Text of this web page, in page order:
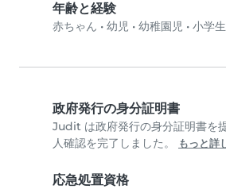
年齢と経験
赤ちゃん • 幼児 • 幼稚園児 • 小学生
政府発行の身分証明書
Judit は政府発行の身分証明書を
人確認を完了しました。
もっと詳
応急処置資格